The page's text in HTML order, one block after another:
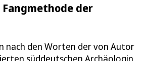
der
nach den Worten der von Autor
süddeutschen Archäologin